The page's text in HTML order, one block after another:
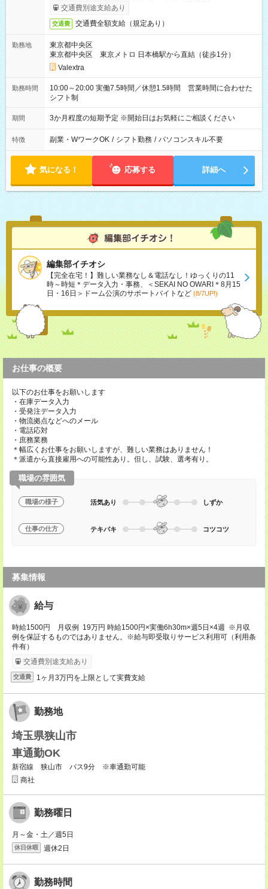
交通費別途支給あり
交通費 交通費全額支給（規定あり）
勤務地
東京都中央区
東京都中央区 東京メトロ 日本橋駅から直結（徒歩1分）
Valextra
勤務時間
10:00～20:00 実働7.5時間／休憩1.5時間 営業時間に合わせた
シフト制
期間 3か月程度の短期予定 ※開始日はお気軽にご相談ください
特徴 副業・WワークOK / シフト勤務 / パソコンスキル不要
気になる！ 応募する 詳細へ
編集部イチオシ
【完全在宅！】難しい業務なし＆電話なし！ゆっくりの11
時～時短＊データ入力・事務、＜SEKAI NO OWARI＊8月15
日・16日＞ドーム公演のサポートバイトなど (8/7UP!)
お仕事の概要
以下のお仕事をお願いします
・在庫データ入力
・受発注データ入力
・物流拠点などへのメール
・電話応対
・庶務業務
＊幅広くお仕事をお願いしますが、難しい業務はありません！
＊派遣から直接雇用への可能性あり。但し、試験、選考有り。
職場の雰囲気
職場の様子 活気あり しずか
仕事の仕方 テキパキ コツコツ
募集情報
給与
時給1500円 月収例 19万円 時給1500円×実働6h30m×週5日×4週 ※月収
例を保証するものではありません。※給与即受取りサービス利用可（利用条
件有）
交通費別途支給あり
交通費 1ヶ月3万円を上限として実費支給
勤務地
埼玉県狭山市
車通勤OK
新宿線 狭山市 バス9分 ※車通勤可能
商社
勤務曜日
月～金・土／週5日
休日休暇 週休2日
勤務時間